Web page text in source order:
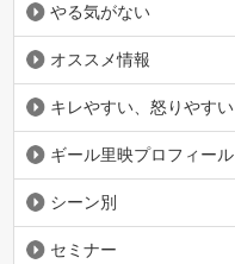
やる気がない
オススメ情報
キレやすい、怒りやすい
ギール里映プロフィール
シーン別
セミナー